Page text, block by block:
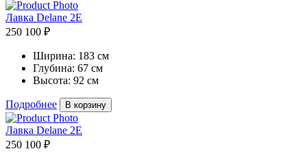
Лавка Delane 2E
250 100 ₽
Ширина: 183 см
Глубина: 67 см
Высота: 92 см
Подробнее В корзину
Лавка Delane 2E
250 100 ₽